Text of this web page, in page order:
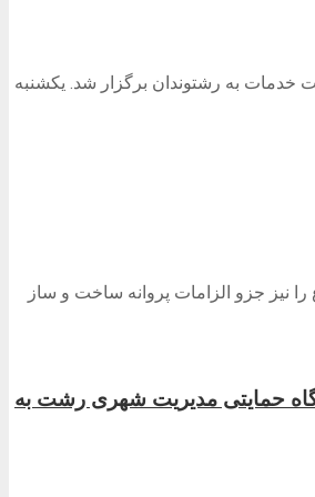
به رشتوندان برگزار شد. یکشنبه
جزو الزامات پروانه ساخت و ساز
حمایتی مدیریت شهری رشت به